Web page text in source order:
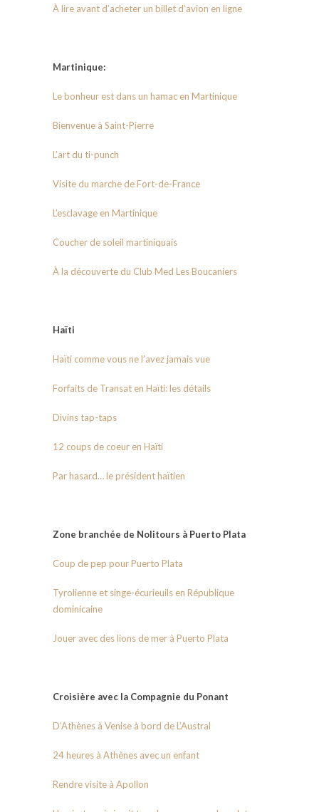
À lire avant d’acheter un billet d’avion en ligne
Martinique:
Le bonheur est dans un hamac en Martinique
Bienvenue à Saint-Pierre
L’art du ti-punch
Visite du marche de Fort-de-France
L’esclavage en Martinique
Coucher de soleil martiniquais
À la découverte du Club Med Les Boucaniers
Haïti
Haïti comme vous ne l’avez jamais vue
Forfaits de Transat en Haïti: les détails
Divins tap-taps
12 coups de coeur en Haïti
Par hasard… le président haïtien
Zone branchée de Nolitours à Puerto Plata
Coup de pep pour Puerto Plata
Tyrolienne et singe-écurieuils en République
dominicaine
Jouer avec des lions de mer à Puerto Plata
Croisière avec la Compagnie du Ponant
D’Athènes à Venise à bord de L’Austral
24 heures à Athènes avec un enfant
Rendre visite à Apollon